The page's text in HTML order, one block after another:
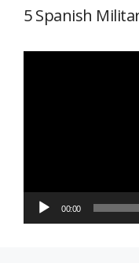
5 Spanish
00:00